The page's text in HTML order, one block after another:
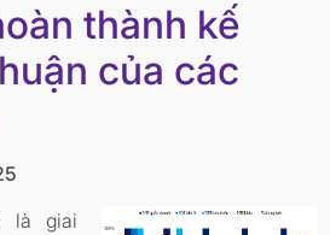
thành kế
của các
là giai